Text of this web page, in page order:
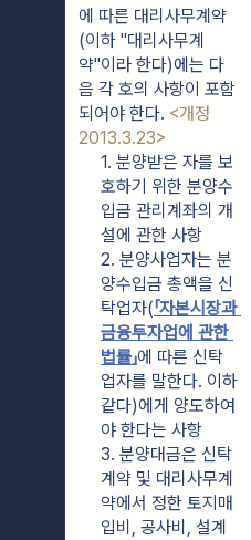
에 따른 대리사무계약
(이하 "대리사무계
약"이라 한다)에는 다
음 각 호의 사항이 포함
되어야 한다. <개정
2013.3.23>
1. 분양받은 자를 보
호하기 위한 분양수
입금 관리계좌의 개
설에 관한 사항
2. 분양사업자는 분
양수입금 총액을 신
탁업자(「자본시장과
금융투자업에 관한
법률」에 따른 신탁
업자를 말한다. 이하
같다)에게 양도하여
야 한다는 사항
3. 분양대금은 신탁
계약 및 대리사무계
약에서 정한 토지매
입비, 공사비, 설계